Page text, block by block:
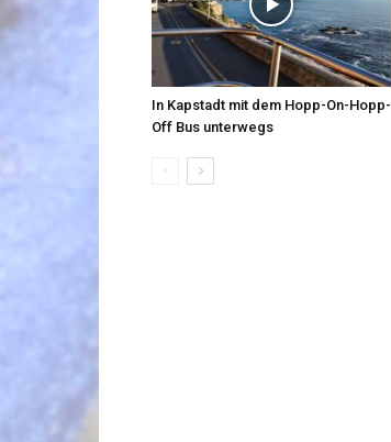
In Kapstadt mit dem Hopp-On-Hopp-
Off Bus unterwegs